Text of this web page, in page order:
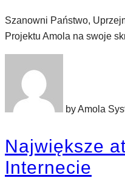
Szanowni Państwo,
Projektu Amola na swoje
by Amola
Największe
Internecie